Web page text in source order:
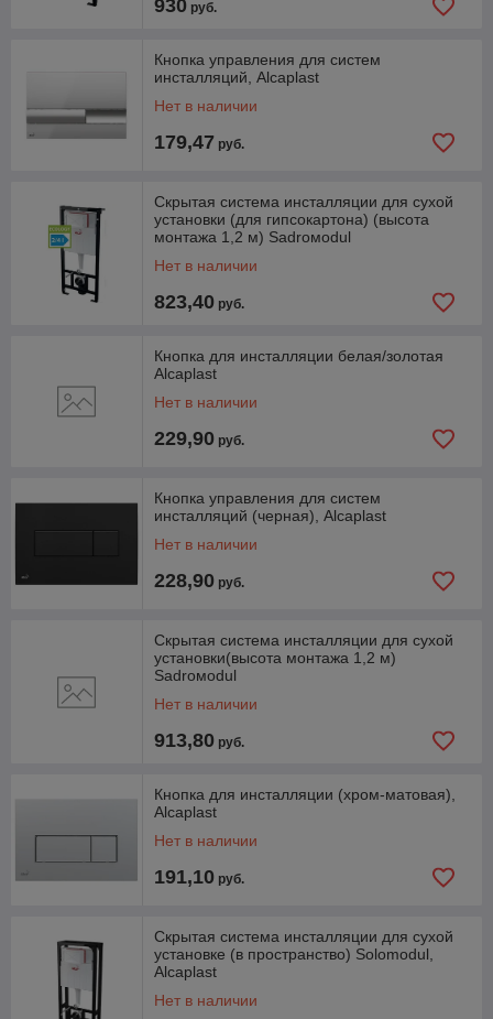
930 руб.
Кнопка управления для систем
инсталляций, Alcaplast
Нет в наличии
179,47 руб.
Скрытая система инсталляции для сухой
установки (для гипсокартона) (высота
монтажа 1,2 м) Sadroмodul
Нет в наличии
823,40 руб.
Кнопка для инсталляции белая/золотая
Alcaplast
Нет в наличии
229,90 руб.
Кнопка управления для систем
инсталляций (черная), Alcaplast
Нет в наличии
228,90 руб.
Скрытая система инсталляции для сухой
установки(высота монтажа 1,2 м)
Sadroмodul
Нет в наличии
913,80 руб.
Кнопка для инсталляции (хром-матовая),
Alcaplast
Нет в наличии
191,10 руб.
Скрытая система инсталляции для сухой
установке (в пространство) Solomodul,
Alcaplast
Нет в наличии